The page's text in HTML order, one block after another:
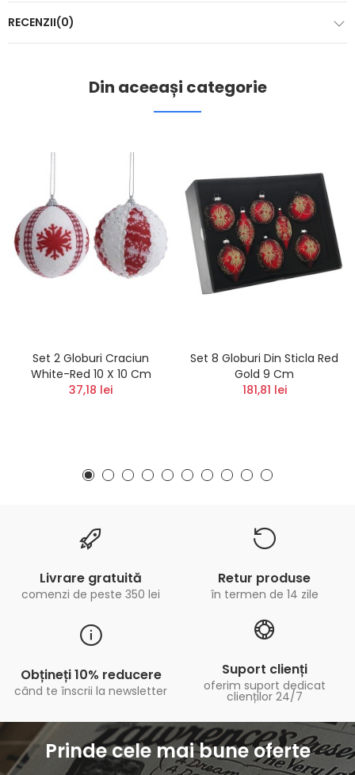
RECENZII(0)
Din aceeași categorie
Set 2 Globuri Craciun
White-Red 10 X 10 Cm
37,18 lei
Set 8 Globuri Din Sticla Red
Gold 9 Cm
181,81 lei
Livrare gratuită
comenzi de peste 350 lei
Retur produse
în termen de 14 zile
Obțineți 10% reducere
când te înscrii la newsletter
Suport clienți
oferim suport dedicat
clienților 24/7
Prinde cele mai bune oferte